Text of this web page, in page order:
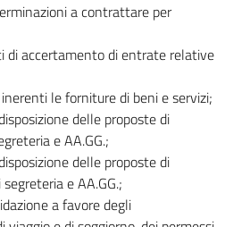
a contrattare per
di accertamento di entrate relative
le forniture di beni e servizi;
delle proposte di
e AA.GG.;
delle proposte di
e AA.GG.;
a favore degli